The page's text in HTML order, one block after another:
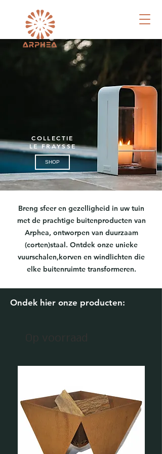
COLLECTIE
LE FRAYSSE
SHOP
Breng sfeer en gezelligheid in uw tuin
met de prachtige buitenproducten van
Arphea, ontworpen van duurzaam
(corten)staal. Ontdek onze unieke
vuurschalen,korven en windlichten die
elke buitenruimte transformeren.
U
Ondek hier onze producten: